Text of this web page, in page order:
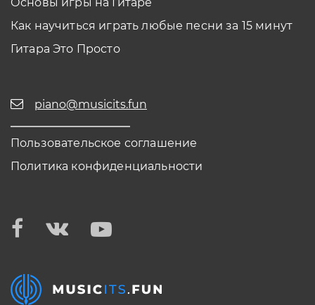
Основы игры на Гитаре
Как научиться играть любые песни за 15 минут
Гитара Это Просто
piano@musicits.fun
Пользовательское соглашение
Политика конфиденциальности